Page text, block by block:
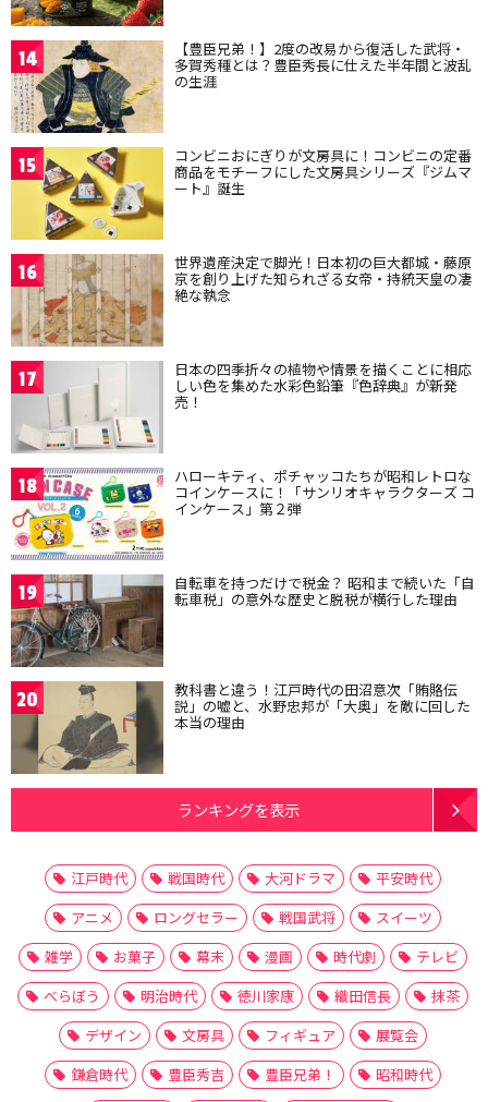
14 【豊臣兄弟！】2度の改易から復活した武将・
多賀秀種とは？豊臣秀長に仕えた半年間と波乱
の生涯
15 コンビニおにぎりが文房具に！コンビニの定番
商品をモチーフにした文房具シリーズ『ジムマ
ート』誕生
16 世界遺産決定で脚光！日本初の巨大都城・藤原
京を創り上げた知られざる女帝・持統天皇の凄
絶な執念
17 日本の四季折々の植物や情景を描くことに相応
しい色を集めた水彩色鉛筆『色辞典』が新発
売！
18 ハローキティ、ポチャッコたちが昭和レトロな
コインケースに！「サンリオキャラクターズ コ
インケース」第２弾
19 自転車を持つだけで税金？ 昭和まで続いた「自
転車税」の意外な歴史と脱税が横行した理由
20 教科書と違う！江戸時代の田沼意次「賄賂伝
説」の嘘と、水野忠邦が「大奥」を敵に回した
本当の理由
ランキングを表示
江戸時代 戦国時代 大河ドラマ
平安時代
アニメ
ロングセラー 戦国武将
スイーツ
雑学
お菓子 幕末 漫画 時代劇
テレビ
べらぼう
明治時代 徳川家康 織田信長
抹茶
デザイン
文房具 フィギュア
展覧会
鎌倉時代
豊臣秀吉 豊臣兄弟！
昭和時代